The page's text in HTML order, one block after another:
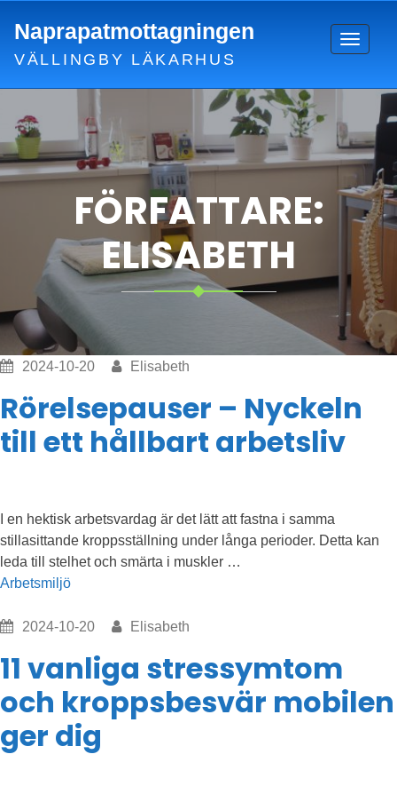
content
Toggle
Naprapatmottagningen
VÄLLINGBY LÄKARHUS
FÖRFATTARE:
ELISABETH
2024-10-20 Elisabeth
Rörelsepauser – Nyckeln
till ett hållbart arbetsliv
I en hektisk arbetsvardag är det lätt att fastna i samma
stillasittande kroppsställning under långa perioder. Detta kan
leda till stelhet och smärta i muskler …
hållbart
arbetsliv”
Arbetsmiljö
2024-10-20 Elisabeth
11 vanliga stressymtom
och kroppsbesvär mobilen
ger dig